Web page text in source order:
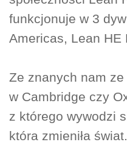
funkcjonuje w 3
Americas, Lean HE
Ze znanych nam
w Cambridge czy
z którego wywodzi
która zmieniła świat.